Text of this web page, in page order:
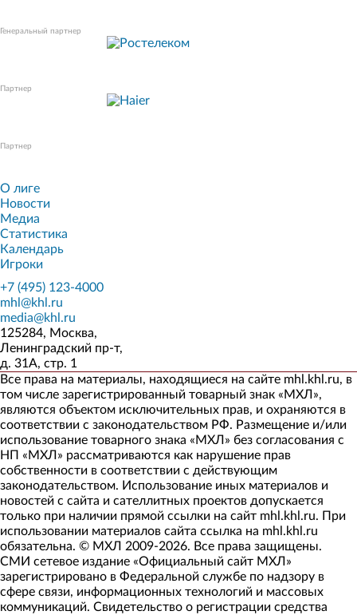
Генеральный партнер
Партнер
Партнер
О лиге
Новости
Медиа
Статистика
Календарь
Игроки
+7 (495) 123-4000
mhl@khl.ru
media@khl.ru
125284, Москва,
Ленинградский пр-т,
д. 31А, стр. 1
Все права на материалы, находящиеся на сайте mhl.khl.ru, в
том числе зарегистрированный товарный знак «МХЛ»,
являются объектом исключительных прав, и охраняются в
соответствии с законодательством РФ. Размещение и/или
использование товарного знака «МХЛ» без согласования с
НП «МХЛ» рассматриваются как нарушение прав
собственности в соответствии с действующим
законодательством. Использование иных материалов и
новостей с сайта и сателлитных проектов допускается
только при наличии прямой ссылки на сайт mhl.khl.ru. При
использовании материалов сайта ссылка на mhl.khl.ru
обязательна. © МХЛ 2009-2026. Все права защищены.
СМИ сетевое издание «Официальный сайт МХЛ»
зарегистрировано в Федеральной службе по надзору в
сфере связи, информационных технологий и массовых
коммуникаций. Свидетельство о регистрации средства